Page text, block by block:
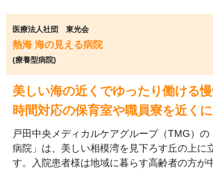
医療法人社団 東光会
熱海 海の見える病院
(療養型病院)
美しい海の近くでゆったり働ける
時間対応の保育室や職員寮を近くに
戸田中央メディカルケアグループ（TMG）の
病院」は、美しい相模湾を見下ろす丘の上に
す。入院患者様は地域に暮らす高齢者の方が